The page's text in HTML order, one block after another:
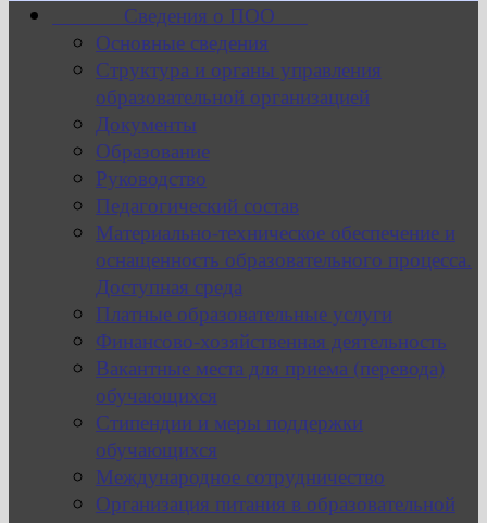
Сведения о ПОО
Основные сведения
Структура и органы управления
образовательной организацией
Документы
Образование
Руководство
Педагогический состав
Материально-техническое обеспечение и
оснащенность образовательного процесса.
Доступная среда
Платные образовательные услуги
Финансово-хозяйственная деятельность
Вакантные места для приема (перевода)
обучающихся
Стипендии и меры поддержки
обучающихся
Международное сотрудничество
Организация питания в образовательной